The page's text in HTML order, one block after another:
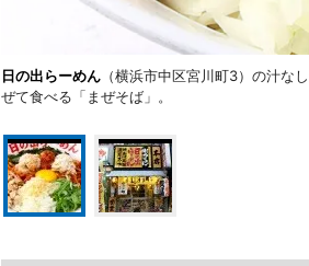
日の出らーめん（横浜市中区宮川町3）の汁な
ぜて食べる「まぜそば」。